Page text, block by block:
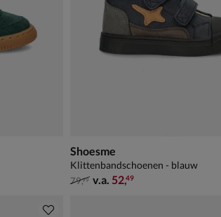
Shoesme
Klittenbandschoenen - blauw
van € 79,99 vanaf € 52,49
79,99 v.a. 52,49